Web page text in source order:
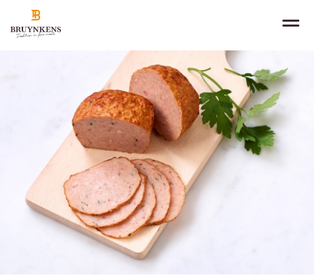
CANAUX DE VENTE
À PROPOS
CONTACT
FR
EN